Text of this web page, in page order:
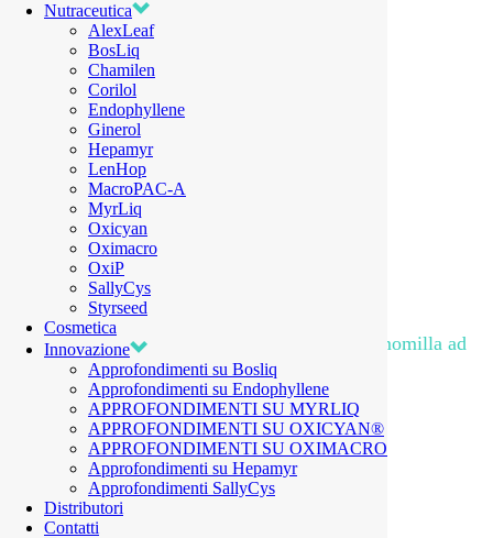
Nutraceutica
AlexLeaf
BosLiq
Chamilen
Corilol
Endophyllene
Ginerol
Hepamyr
LenHop
MacroPAC-A
MyrLiq
Oxicyan
Oximacro
OxiP
SallyCys
Styrseed
Cosmetica
Innovazione
Approfondimenti su Bosliq
Approfondimenti su Endophyllene
APPROFONDIMENTI SU MYRLIQ
APPROFONDIMENTI SU OXICYAN®
APPROFONDIMENTI SU OXIMACRO
Approfondimenti su Hepamyr
Approfondimenti SallyCys
Distributori
Contatti
Estratto liquido e in polvere di Matricaria chamomilla ad
titolato in α -bisabololo
RICHIEDI INFORMAZIONI